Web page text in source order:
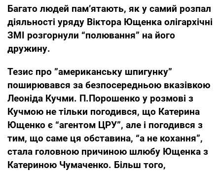
Багато людей пам’ятають, як у самий розпал
діяльності уряду Віктора Ющенка олігархічні
ЗМІ розгорнули “полювання” на його
дружину.
Тезис про ”американську шпигунку”
поширювався за безпосередньою вказівкою
Леоніда Кучми. П.Порошенко у розмові з
Кучмою не тільки погодився, що Катерина
Ющенко є “агентом ЦРУ”, але і погодився з
тим, що саме ця обставина, “а не кохання”,
стала головною причиною шлюбу Ющенка з
Катериною Чумаченко. Більш того,